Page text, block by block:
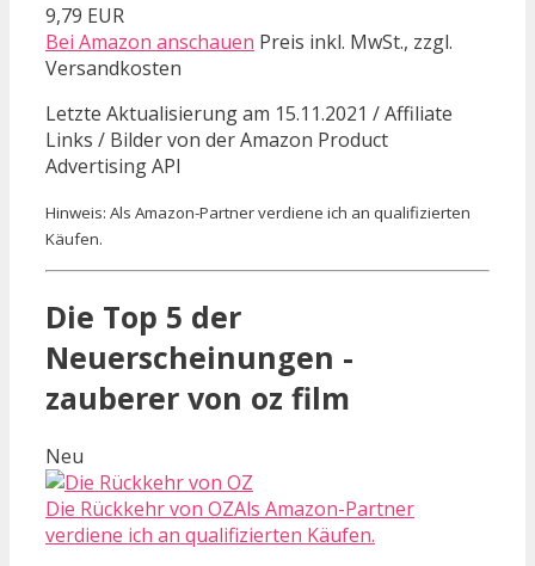
9,79 EUR
Bei Amazon anschauen Preis inkl. MwSt., zzgl.
Versandkosten
Letzte Aktualisierung am 15.11.2021 / Affiliate
Links / Bilder von der Amazon Product
Advertising API
Hinweis: Als Amazon-Partner verdiene ich an qualifizierten
Käufen.
Die Top 5 der
Neuerscheinungen -
zauberer von oz film
Neu
Die Rückkehr von OZAls Amazon-Partner
verdiene ich an qualifizierten Käufen.